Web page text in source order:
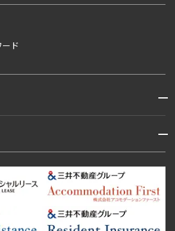
ド
開閉
神楽坂・飯田橋
三田・芝・浜松町
・勝どき・豊洲
本郷・春日・小石川
田馬場・早稲田
天寺・学芸大学・自由が丘
開閉
江東区 台東区 墨田区
中野区
区 練馬区 荒川区
足立区